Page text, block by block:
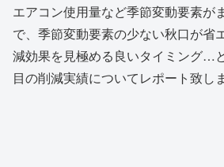
エアコン使用量など季節変動要素が
で、季節変動要素の少ない秋口が省
減効果を見極める良いタイミング…
目の削減実績についてレポート致しま